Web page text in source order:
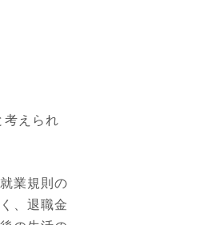
考えられ
業規則の
、退職金